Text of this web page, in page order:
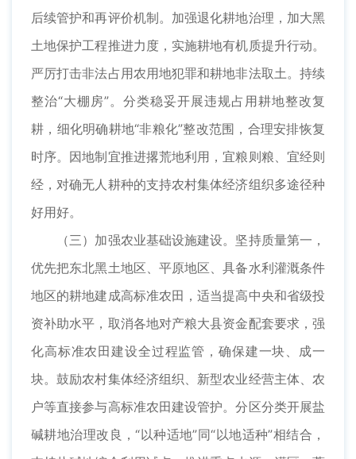
后续管护和再评价机制。加强退化耕地治理，加大黑
土地保护工程推进力度，实施耕地有机质提升行动。
严厉打击非法占用农用地犯罪和耕地非法取土。持续
整治“大棚房”。分类稳妥开展违规占用耕地整改复
耕，细化明确耕地“非粮化”整改范围，合理安排恢复
时序。因地制宜推进撂荒地利用，宜粮则粮、宜经则
经，对确无人耕种的支持农村集体经济组织多途径种
好用好。
（三）加强农业基础设施建设。坚持质量第一，
优先把东北黑土地区、平原地区、具备水利灌溉条件
地区的耕地建成高标准农田，适当提高中央和省级投
资补助水平，取消各地对产粮大县资金配套要求，强
化高标准农田建设全过程监管，确保建一块、成一
块。鼓励农村集体经济组织、新型农业经营主体、农
户等直接参与高标准农田建设管护。分区分类开展盐
碱耕地治理改良，“以种适地”同“以地适种”相结合，